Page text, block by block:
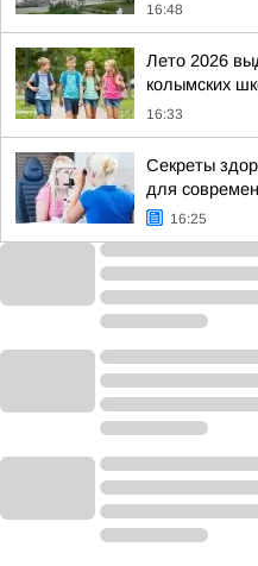
16:48
Лето 2026
колымских
16:33
Секреты
для
16:25